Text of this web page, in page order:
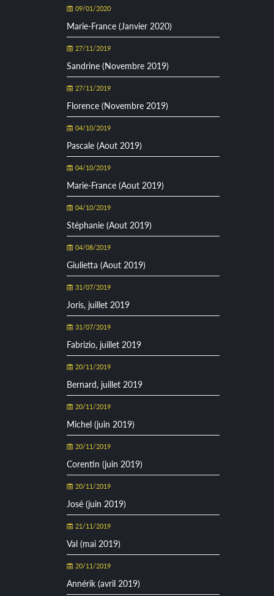
09/01/2020
Marie-France (Janvier 2020)
27/11/2019
Sandrine (Novembre 2019)
27/11/2019
Florence (Novembre 2019)
04/10/2019
Pascale (Aout 2019)
04/10/2019
Marie-France (Aout 2019)
04/10/2019
Stéphanie (Aout 2019)
04/08/2019
Giulietta (Aout 2019)
31/07/2019
Joris, juillet 2019
31/07/2019
Fabrizio, juillet 2019
20/11/2019
Bernard, juillet 2019
20/11/2019
Michel (juin 2019)
20/11/2019
Corentin (juin 2019)
20/11/2019
José (juin 2019)
21/11/2019
Val (mai 2019)
20/11/2019
Annérik (avril 2019)